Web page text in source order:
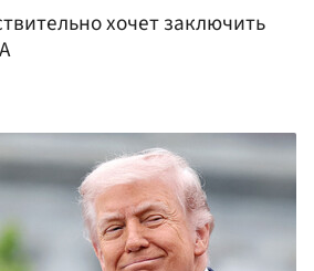
хочет заключить